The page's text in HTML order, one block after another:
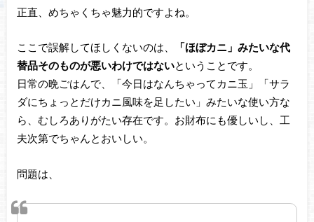
正直、めちゃくちゃ魅力的ですよね。
ここで誤解してほしくないのは、
「ほぼカニ」みたいな代
替品そのものが悪いわけではないということです。
日常の晩ごはんで、「今日はなんちゃってカニ玉」「サラ
ダにちょっとだけカニ風味を足したい」みたいな使い方な
ら、むしろありがたい存在です。お財布にも優しいし、工
夫次第でちゃんとおいしい。
問題は、